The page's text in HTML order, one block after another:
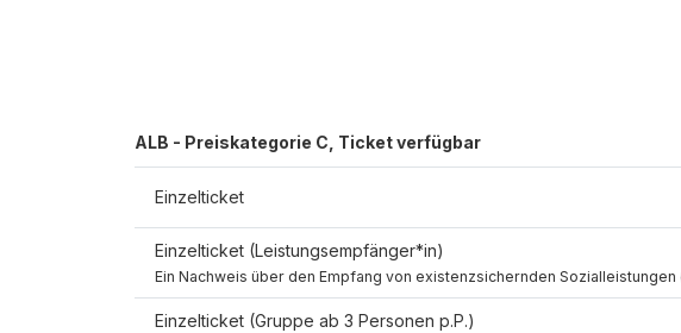
ALB - Preiskategorie C, Ticket verfügbar
Einzelticket
Einzelticket (Leistungsempfänger*in)
Ein Nachweis über den Empfang von existenzsichernden
Einzelticket (Gruppe ab 3 Personen p.P.)